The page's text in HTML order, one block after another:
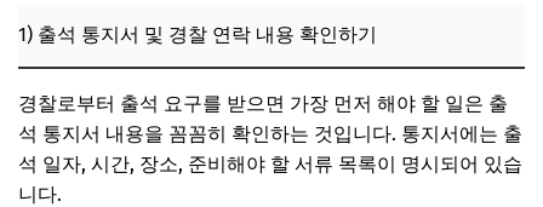
1) 출석 통지서 및 경찰 연락 내용 확인하기
경찰로부터 출석 요구를 받으면 가장 먼저 해야 할 일은 출
석 통지서 내용을 꼼꼼히 확인하는 것입니다. 통지서에는 출
석 일자, 시간, 장소, 준비해야 할 서류 목록이 명시되어 있습
니다.